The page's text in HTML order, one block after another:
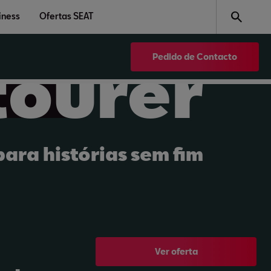
Ofertas SEAT
Pedido de Contacto
SEAT LEON
histórias sem fim
Ver oferta